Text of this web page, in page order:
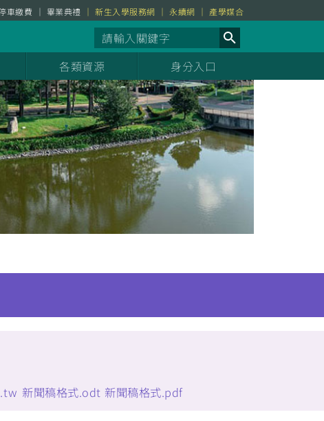
車繳費 畢業典禮 新生入學服務網 永續網 產學媒合
各類資源 身分入口
新聞稿格式.odt 新聞稿格式.pdf